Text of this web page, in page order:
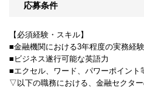
応募条件
【必須経験・スキル】
■金融機関における3年程度の実務経験
■ビジネス遂行可能な英語力
■エクセル、ワード、パワーポイント
▽以下の職務における、金融セクタ